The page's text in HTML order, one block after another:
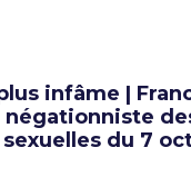
infâme |
négationniste
du 7